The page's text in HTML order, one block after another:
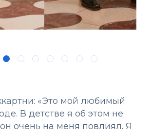
«Это мой любимый
В детстве я об этом не
очень на меня повлиял. Я